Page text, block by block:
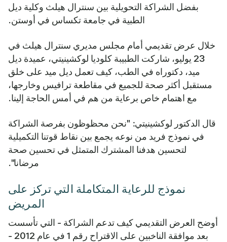
بفضل الشراكة التحويلية بين سنترال هيلث وكلية ديل
الطبية في جامعة تكساس في أوستن.
خلال عرض تقديمي أمام مجلس مديري سنترال هيلث في
23 يوليو، شاركت الطبيبة كلوديا لوكشينيتي، عميدة ديل
ميد، دكتوراه في الطب، كيف تعمل ديل ميد على خلق
مستقبل أكثر صحة للجميع في مقاطعة ترافيس وخارجها،
مع اهتمام خاص برعاية من هم في أمس الحاجة إلينا.
قال الدكتور لوكشينيتي: "نحن محظوظون بفرصة الشراكة
في نموذج فريد من نوعه يجمع بين نقاط قوتنا التكميلية
لتحسين هدفنا المشترك المتمثل في تحسين صحة
مرضانا".
نموذج للرعاية المتكاملة التي تركز على
المريض
أوضح العرض التقديمي كيف تدعم الشراكة - التي تأسست
بعد موافقة الناخبين على الاقتراح رقم 1 في عام 2012 -